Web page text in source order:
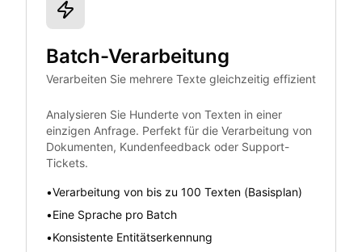
Batch-Verarbeitung
Verarbeiten Sie mehrere Texte gleichzeitig effizient
Analysieren Sie Hunderte von Texten in einer
einzigen Anfrage. Perfekt für die Verarbeitung von
Dokumenten, Kundenfeedback oder Support-
Tickets.
•Verarbeitung von bis zu 100 Texten (Basisplan)
•Eine Sprache pro Batch
•Konsistente Entitätserkennung